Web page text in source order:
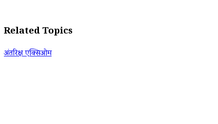
Related Topics
अंतरिक्ष एक्सिओम